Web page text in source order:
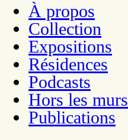
À propos
Collection
Expositions
Résidences
Podcasts
Hors les murs
Publications